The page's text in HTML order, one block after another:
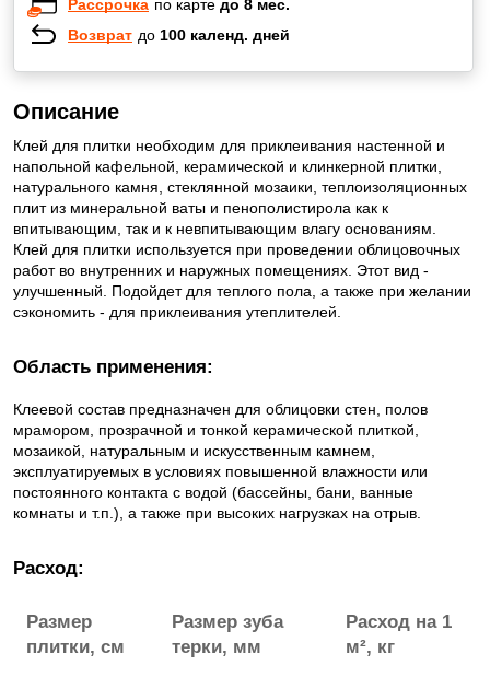
Рассрочка по карте до 8 мес.
Возврат до 100 календ. дней
Описание
Клей для плитки необходим для приклеивания настенной и
напольной кафельной, керамической и клинкерной плитки,
натурального камня, стеклянной мозаики, теплоизоляционных
плит из минеральной ваты и пенополистирола как к
впитывающим, так и к невпитывающим влагу основаниям.
Клей для плитки используется при проведении облицовочных
работ во внутренних и наружных помещениях. Этот вид -
улучшенный. Подойдет для теплого пола, а также при желании
сэкономить - для приклеивания утеплителей.
Область применения:
Клеевой состав предназначен для облицовки стен, полов
мрамором, прозрачной и тонкой керамической плиткой,
мозаикой, натуральным и искусственным камнем,
эксплуатируемых в условиях повышенной влажности или
постоянного контакта с водой (бассейны, бани, ванные
комнаты и т.п.), а также при высоких нагрузках на отрыв.
Расход:
Размер
плитки, см
Размер зуба
терки, мм
Расход на 1
м², кг